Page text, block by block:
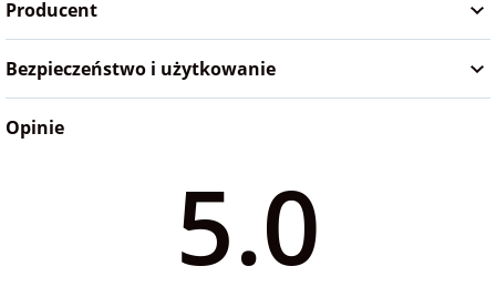
na Wielkanoc
na wieczór
panieński
Producent
Bezpieczeństwo i użytkowanie
Opinie
5.0